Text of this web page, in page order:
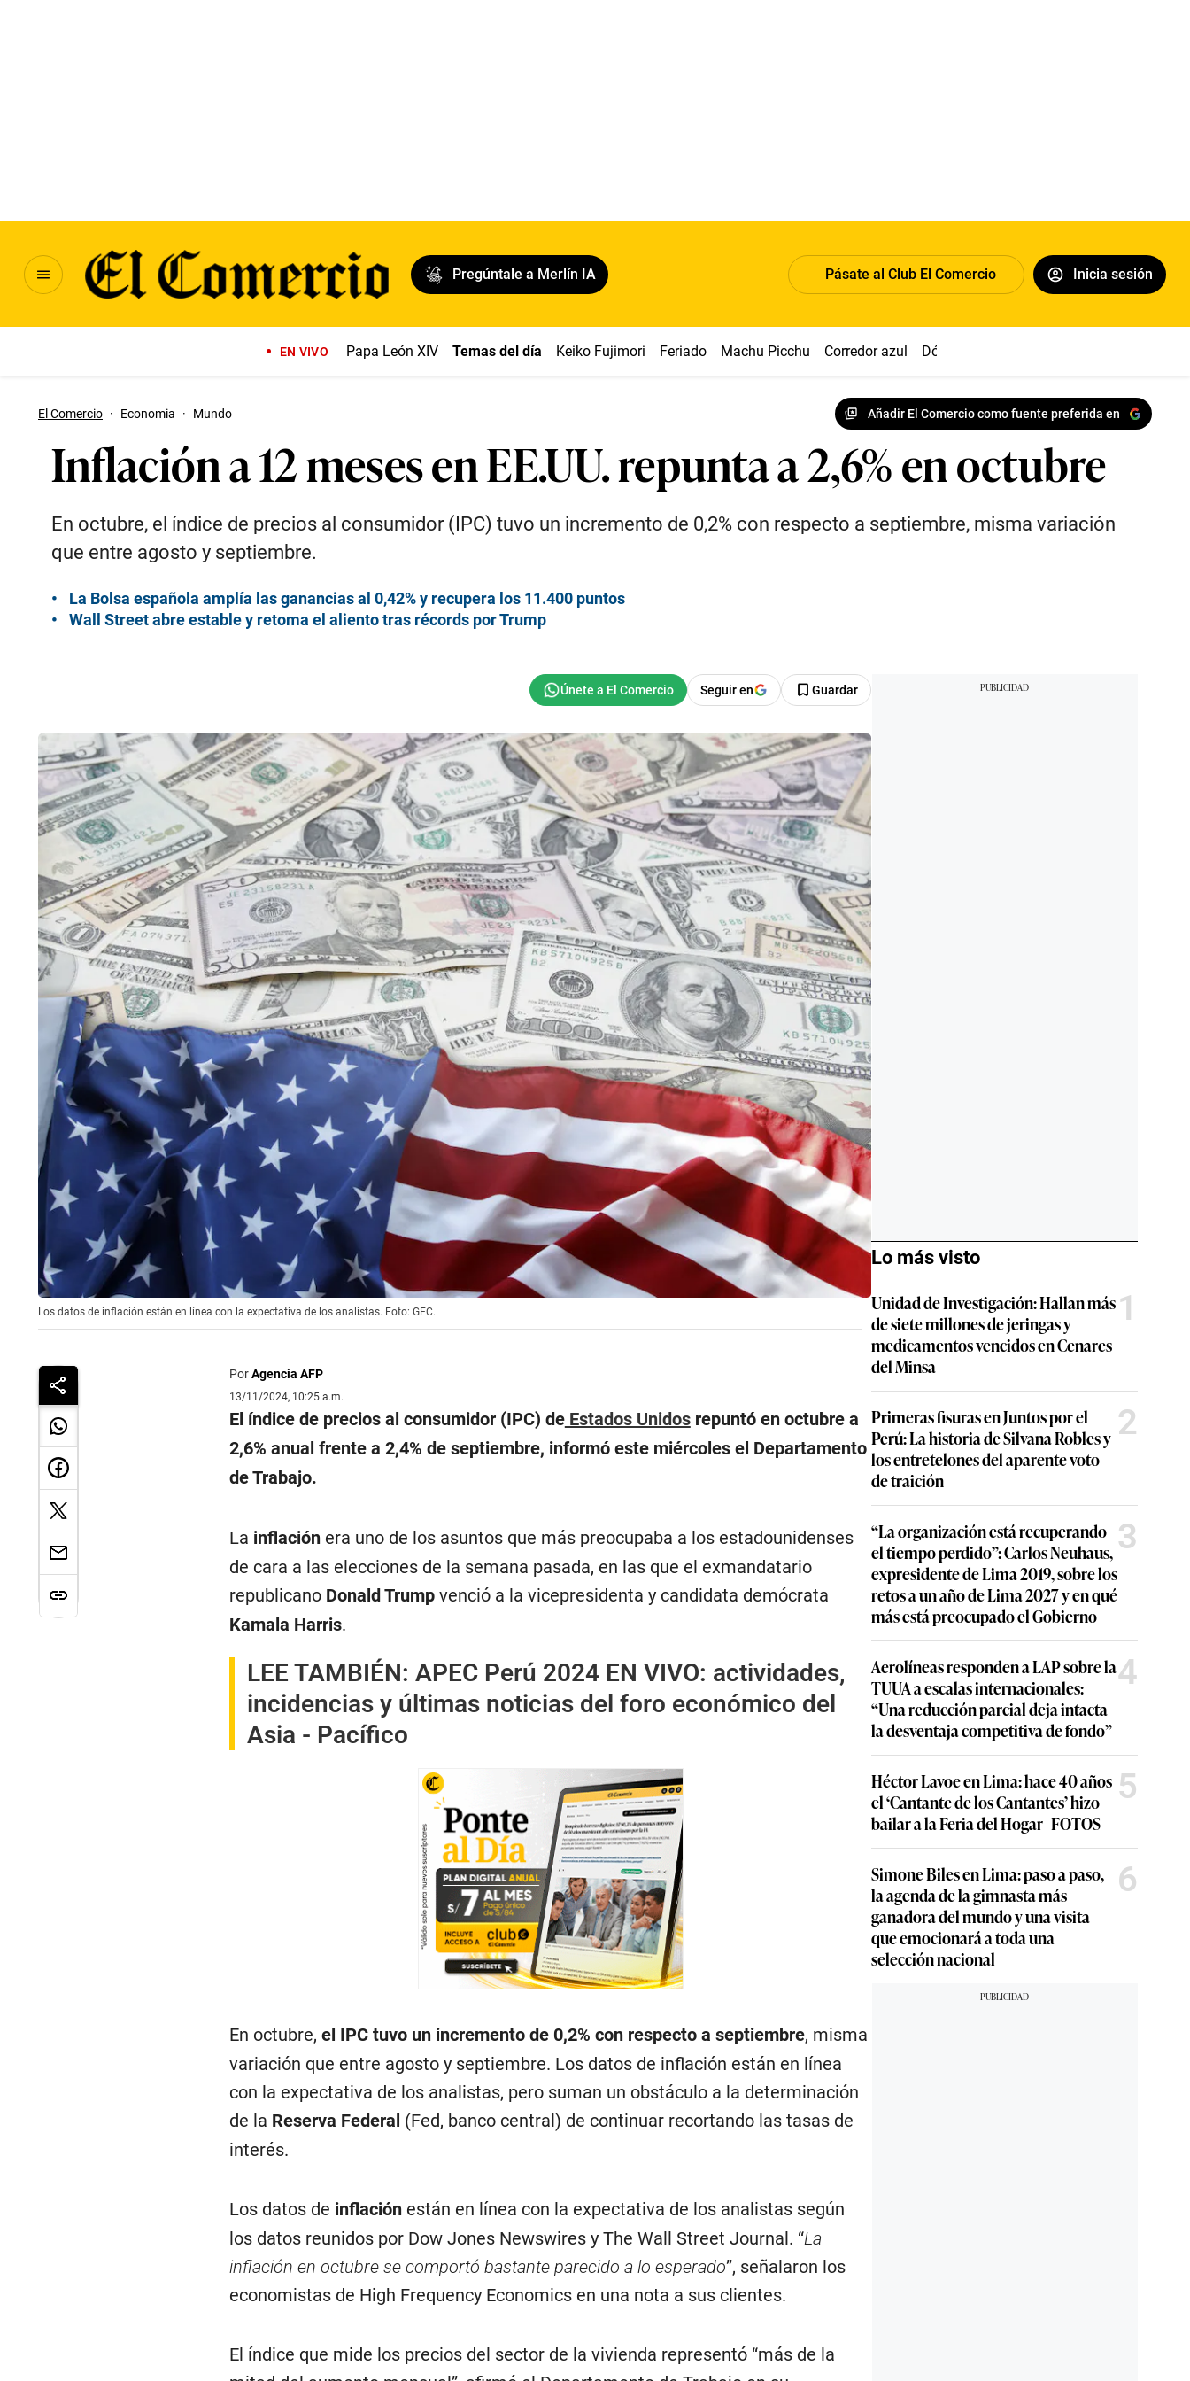
Pregúntale a Merlín IA Pásate al Club El Comercio Inicia sesión
EN VIVO Papa León XIV Temas del día Keiko Fujimori Feriado Machu Picchu Corredor azul Dólar
El Comercio · Economia · Mundo Añadir El Comercio como fuente preferida en
Inflación a 12 meses en EE.UU. repunta a 2,6% en octubre
En octubre, el índice de precios al consumidor (IPC) tuvo un incremento de 0,2% con respecto a septiembre, misma variación
que entre agosto y septiembre.
La Bolsa española amplía las ganancias al 0,42% y recupera los 11.400 puntos
Wall Street abre estable y retoma el aliento tras récords por Trump
Seguir en Guardar
Los datos de inflación están en línea con la expectativa de los analistas. Foto: GEC.
PorAgencia AFP
13/11/2024, 10:25 a.m.
El índice de precios al consumidor (IPC) deEstados Unidosrepuntó en octubre a
2,6% anual frente a 2,4% de septiembre, informó este miércoles el Departamento
de Trabajo.
La inflación era uno de los asuntos que más preocupaba a los estadounidenses
de cara a las elecciones de la semana pasada, en las que el exmandatario
republicanoDonald Trumpvenció a la vicepresidenta y candidata demócrata
Kamala Harris.
LEE TAMBIÉN: APEC Perú 2024 EN VIVO: actividades,
incidencias y últimas noticias del foro económico del
Asia - Pacífico
En octubre, el IPC tuvo un incremento de 0,2% con respecto a septiembre, misma
variación que entre agosto y septiembre. Los datos de inflación están en línea
con la expectativa de los analistas, pero suman un obstáculo a la determinación
de la Reserva Federal (Fed, banco central) de continuar recortando las tasas de
interés.
Los datos de inflación están en línea con la expectativa de los analistas según
los datos reunidos por Dow Jones Newswires y The Wall Street Journal. “La
inflación en octubre se comportó bastante parecido a lo esperado”, señalaron los
economistas de High Frequency Economics en una nota a sus clientes.
El índice que mide los precios del sector de la vivienda representó “más de la
Lo más visto
Unidad de Investigación: Hallan más
de siete millones de jeringas y
medicamentos vencidos en Cenares
del Minsa
1
Primeras fisuras en Juntos por el
Perú: La historia de Silvana Robles y
los entretelones del aparente voto
de traición
2
“La organización está recuperando
el tiempo perdido”: Carlos Neuhaus,
expresidente de Lima 2019, sobre los
retos a un año de Lima 2027 y en qué
más está preocupado el Gobierno
3
Aerolíneas responden a LAP sobre la
TUUA a escalas internacionales:
“Una reducción parcial deja intacta
la desventaja competitiva de fondo”
4
Héctor Lavoe en Lima: hace 40 años
el ‘Cantante de los Cantantes’ hizo
bailar a la Feria del Hogar | FOTOS
5
Simone Biles en Lima: paso a paso,
la agenda de la gimnasta más
ganadora del mundo y una visita
que emocionará a toda una
selección nacional
6